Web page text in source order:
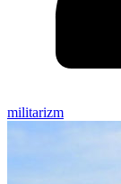
militarizm